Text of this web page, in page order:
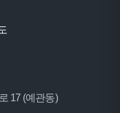
17 (예관동)